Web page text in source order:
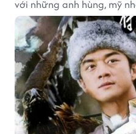
với những anh hùng, mỹ